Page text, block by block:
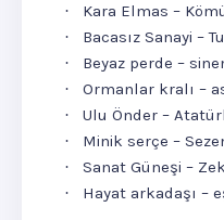
· Kara Elmas –
· Bacasız Sanayi –
· Beyaz perde –
· Ormanlar kralı –
· Ulu Önder –
· Minik serçe –
· Sanat Güneşi –
· Hayat arkadaşı –